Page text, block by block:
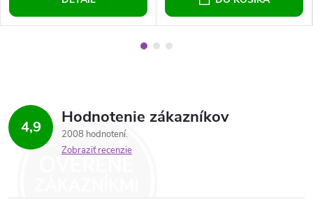
4,9 Hodnotenie zákazníkov
2008 hodnotení
Zobraziť recenzie